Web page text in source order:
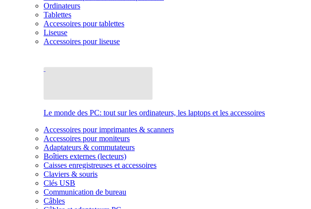
Ordinateurs
Tablettes
Accessoires pour tablettes
Liseuse
Accessoires pour liseuse
Le monde des PC: tout sur les ordinateurs, les laptops et les accessoires
Accessoires pour imprimantes & scanners
Accessoires pour moniteurs
Adaptateurs & commutateurs
Boîtiers externes (lecteurs)
Caisses enregistreuses et accessoires
Claviers & souris
Clés USB
Communication de bureau
Câbles